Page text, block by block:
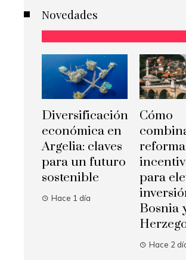
Novedades
Diversificación
económica en
Argelia: claves
para un futuro
sostenible
Hace 1 día
Cómo
para
Bosnia
Hace 2